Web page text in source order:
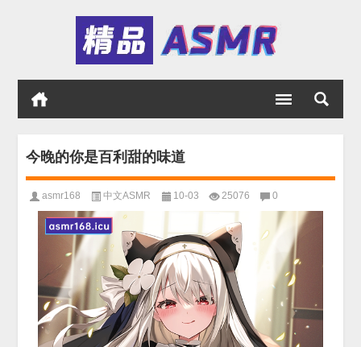
今晚的你是百利甜的味道
asmr168 中文ASMR 10-03 25076 0